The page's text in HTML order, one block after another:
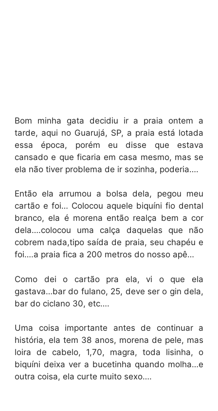
Bom minha gata decidiu ir a praia ontem a
tarde, aqui no Guarujá, SP, a praia está lotada
essa época, porém eu disse que estava
cansado e que ficaria em casa mesmo, mas se
ela não tiver problema de ir sozinha, poderia….
Então ela arrumou a bolsa dela, pegou meu
cartão e foi… Colocou aquele biquíni fio dental
branco, ela é morena então realça bem a cor
dela….colocou uma calça daquelas que não
cobrem nada,tipo saída de praia, seu chapéu e
foi….a praia fica a 200 metros do nosso apê…
Como dei o cartão pra ela, vi o que ela
gastava…bar do fulano, 25, deve ser o gin dela,
bar do ciclano 30, etc….
Uma coisa importante antes de continuar a
história, ela tem 38 anos, morena de pele, mas
loira de cabelo, 1,70, magra, toda lisinha, o
biquíni deixa ver a bucetinha quando molha…e
outra coisa, ela curte muito sexo….